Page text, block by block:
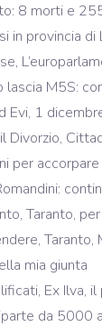
8 morti e
in provincia di
lascia M5S:
Evi, 1
Divorzio,
per
Taranto,
Taranto,
mia giunta
Ex Ilva, il
da 5000